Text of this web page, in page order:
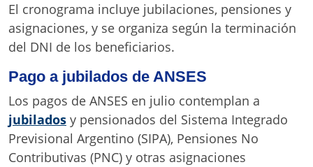
El cronograma incluye jubilaciones, pensiones y
asignaciones, y se organiza según la terminación
del DNI de los beneficiarios.
Pago a jubilados de ANSES
Los pagos de ANSES en julio contemplan a
jubilados y pensionados del Sistema Integrado
Previsional Argentino (SIPA), Pensiones No
Contributivas (PNC) y otras asignaciones